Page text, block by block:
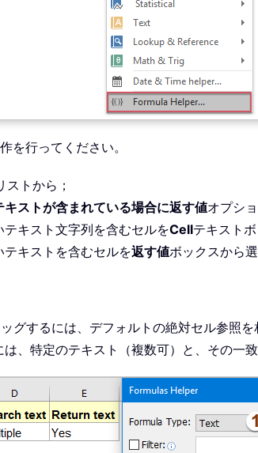
を行ってください。
トから；
キストが含まれている場合に返す値オプシ
キスト文字列を含むセルをCellテキスト
キストを含むセルを返す値ボックスから
グするには、デフォルトの絶対セル参照を
、特定のテキスト（複数可）と、その一